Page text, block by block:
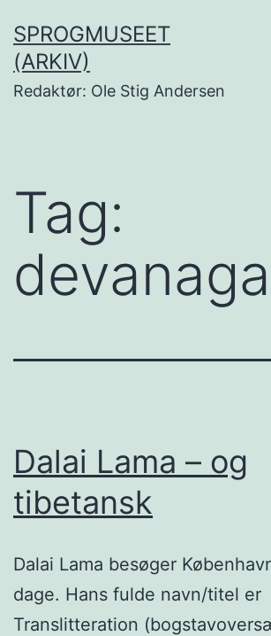
til
indhold
SPROGMUSEET
(ARKIV)
Redaktør: Ole Stig Andersen
Tag:
Dalai Lama – og
tibetansk
Dalai Lama besøger
dage. Hans fulde navn/titel er
Translitteration